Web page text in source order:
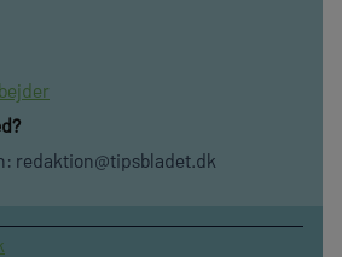
redaktion@tipsbladet.dk